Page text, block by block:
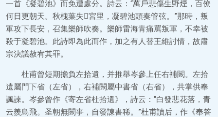
一首《凝碧池》而免遭處分。詩云：“萬戶悲傷生野煙，百僚
何日更朝天。秋槐葉失宮里，凝碧池頭奏管弦。”那時，叛
軍攻下長安，召集樂師吹奏。樂師雷海青痛罵叛軍，不幸被
殺于凝碧池。此詩即為此而作，加之有人替王維討情，故肅
宗決議赦宥其罪。
杜甫曾短期擔負左拾遺，并推舉岑參上任右補闕。左拾
遺屬門下省（左省），右補闕屬中書省（右省），共掌供奉
諷諫。岑參曾作《寄左省杜拾遺》，詩云：“白發悲花落，青
云羨鳥飛。圣朝無闕事，自發諫書稀。”杜甫讀后，作《奉答